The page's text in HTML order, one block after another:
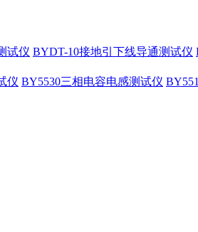
试仪 BYDT-10接地引下线导通测试仪
仪 BY5530三相电容电感测试仪